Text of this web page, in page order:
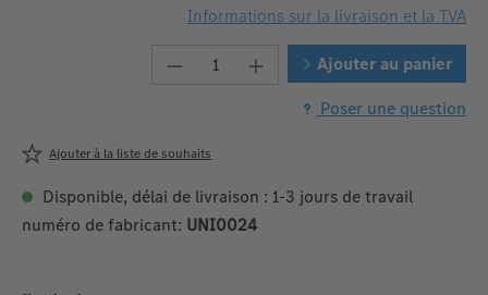
Informations sur la livraison et la TVA
Quantité de produit : Entrez la
Ajouter au panier
Poser une question
Ajouter à la liste de souhaits
Disponible, délai de livraison : 1-3 jours de travail
numéro de fabricant: UNI0024